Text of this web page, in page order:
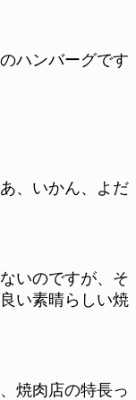
ハンバーグです
、いかん、よだ
いのですが、そ
い素晴らしい焼
焼肉店の特長っ